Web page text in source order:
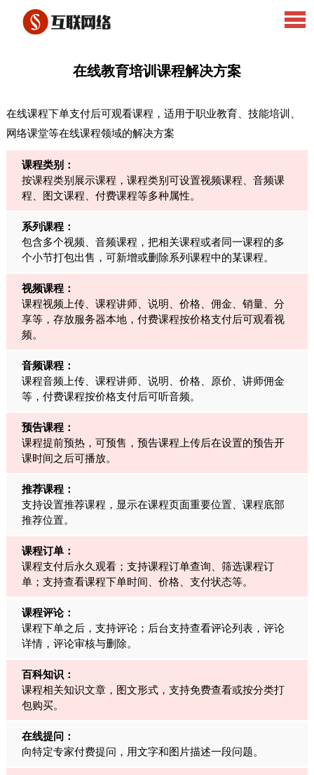
在线教育培训课程解决方案
在线课程下单支付后可观看课程，适用于职业教育、技能培训、
网络课堂等在线课程领域的解决方案
课程类别：
按课程类别展示课程，课程类别可设置视频课程、音频课
程、图文课程、付费课程等多种属性。
系列课程：
包含多个视频、音频课程，把相关课程或者同一课程的多
个小节打包出售，可新增或删除系列课程中的某课程。
视频课程：
课程视频上传、课程讲师、说明、价格、佣金、销量、分
享等，存放服务器本地，付费课程按价格支付后可观看视
频。
音频课程：
课程音频上传、课程讲师、说明、价格、原价、讲师佣金
等，付费课程按价格支付后可听音频。
预告课程：
课程提前预热，可预售，预告课程上传后在设置的预告开
课时间之后可播放。
推荐课程：
支持设置推荐课程，显示在课程页面重要位置、课程底部
推荐位置。
课程订单：
课程支付后永久观看；支持课程订单查询、筛选课程订
单；支持查看课程下单时间、价格、支付状态等。
课程评论：
课程下单之后，支持评论；后台支持查看评论列表，评论
详情，评论审核与删除。
百科知识：
课程相关知识文章，图文形式，支持免费查看或按分类打
包购买。
在线提问：
向特定专家付费提问，用文字和图片描述一段问题。